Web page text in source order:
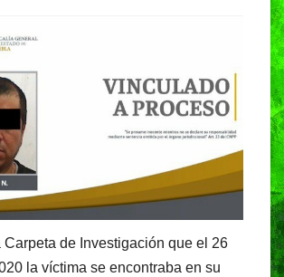
Carpeta de Investigación que el 26
la víctima se encontraba en su